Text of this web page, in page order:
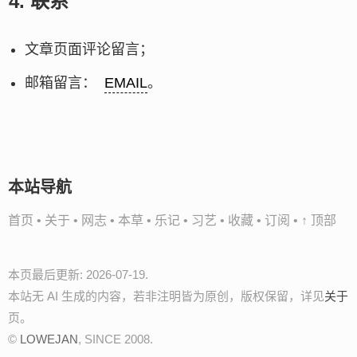
文章页面评论留言；
邮箱留言： EMAIL。
本站导航
首页 • 关于 • 网志 • 本草 • 乐记 • 习艺 • 收藏 • 订阅 • ↑ 顶部
本页最后更新: 2026-07-19.
本站无 AI 生成的内容，若非注明皆为原创，版权保留，详见关于
页。
© LOWEJAN, SINCE 2008.